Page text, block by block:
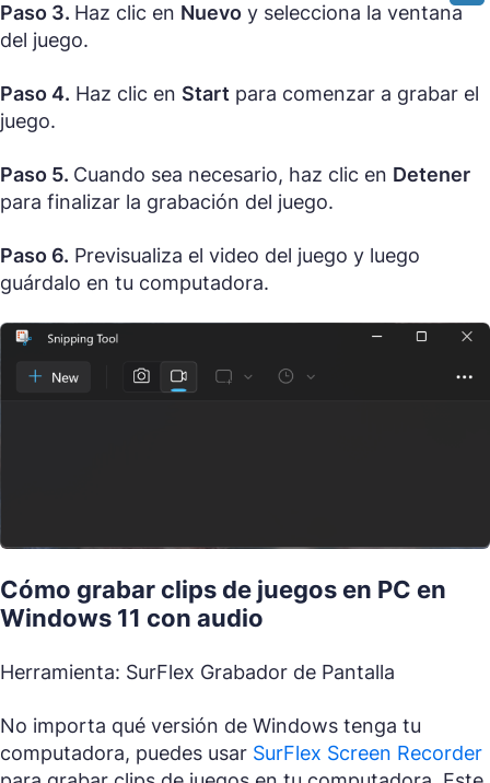
Paso 3. Haz clic en Nuevo y selecciona la ventana
del juego.
Paso 4. Haz clic en Start para comenzar a grabar el
juego.
Paso 5. Cuando sea necesario, haz clic en Detener
para finalizar la grabación del juego.
Paso 6. Previsualiza el video del juego y luego
guárdalo en tu computadora.
Cómo grabar clips de juegos en PC en
Windows 11 con audio
Herramienta: SurFlex Grabador de Pantalla
No importa qué versión de Windows tenga tu
computadora, puedes usar SurFlex Screen Recorder